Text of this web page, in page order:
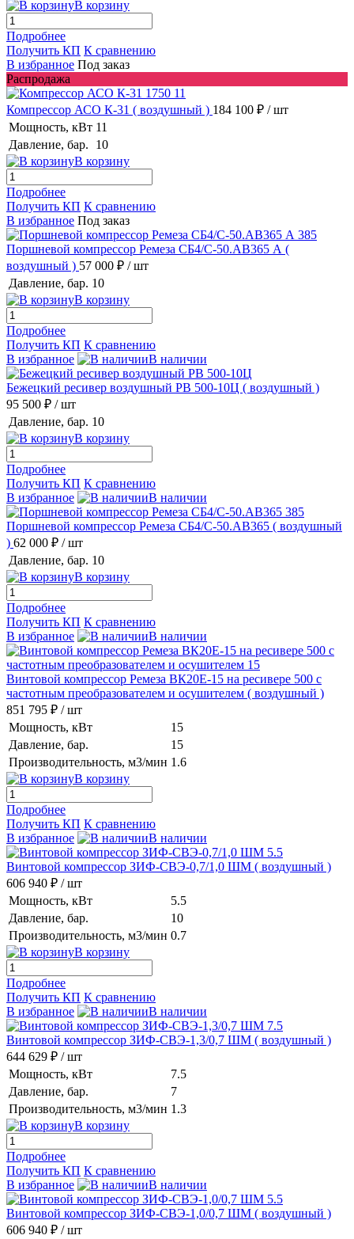
В корзину
Подробнее
Получить КП К сравнению
В избранное Под заказ
Распродажа
Компрессор АСО К-31 ( воздушный ) 184 100 ₽ / шт
Мощность, кВт 11
Давление, бар.
10
В корзину
Подробнее
Получить КП К сравнению
В избранное Под заказ
Поршневой компрессор Ремеза СБ4/С-50.АВ365 А (
воздушный ) 57 000 ₽ / шт
Давление, бар. 10
В корзину
Подробнее
Получить КП К сравнению
В избранное
В наличии
Бежецкий ресивер воздушный РВ 500-10Ц ( воздушный )
95 500 ₽ / шт
Давление, бар. 10
В корзину
Подробнее
Получить КП К сравнению
В избранное
В наличии
Поршневой компрессор Ремеза СБ4/С-50.АВ365 ( воздушный
) 62 000 ₽ / шт
Давление, бар. 10
В корзину
Подробнее
Получить КП К сравнению
В избранное
В наличии
Винтовой компрессор Ремеза ВК20Е-15 на ресивере 500 с
частотным преобразователем и осушителем ( воздушный )
851 795 ₽ / шт
Мощность, кВт
15
Давление, бар.
15
Производительность, м3/мин 1.6
В корзину
Подробнее
Получить КП К сравнению
В избранное
В наличии
Винтовой компрессор ЗИФ-СВЭ-0,7/1,0 ШМ ( воздушный )
606 940 ₽ / шт
Мощность, кВт
5.5
Давление, бар.
10
Производительность, м3/мин 0.7
В корзину
Подробнее
Получить КП К сравнению
В избранное
В наличии
Винтовой компрессор ЗИФ-СВЭ-1,3/0,7 ШМ ( воздушный )
644 629 ₽ / шт
Мощность, кВт
7.5
Давление, бар.
7
Производительность, м3/мин 1.3
В корзину
Подробнее
Получить КП К сравнению
В избранное
В наличии
Винтовой компрессор ЗИФ-СВЭ-1,0/0,7 ШМ ( воздушный )
606 940 ₽ / шт